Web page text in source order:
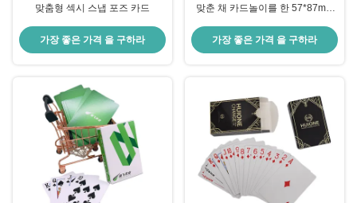
맞춤형 섹시 스냅 포즈 카드
가장 좋은 가격 을 구하라
맞춘 채 카드놀이를 한 57*87mm
로 개인화했습니다
가장 좋은 가격 을 구하라